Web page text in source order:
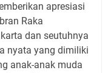
apresiasi
Raka
dan seutuhnya
nyata yang dimiliki
anak-anak muda